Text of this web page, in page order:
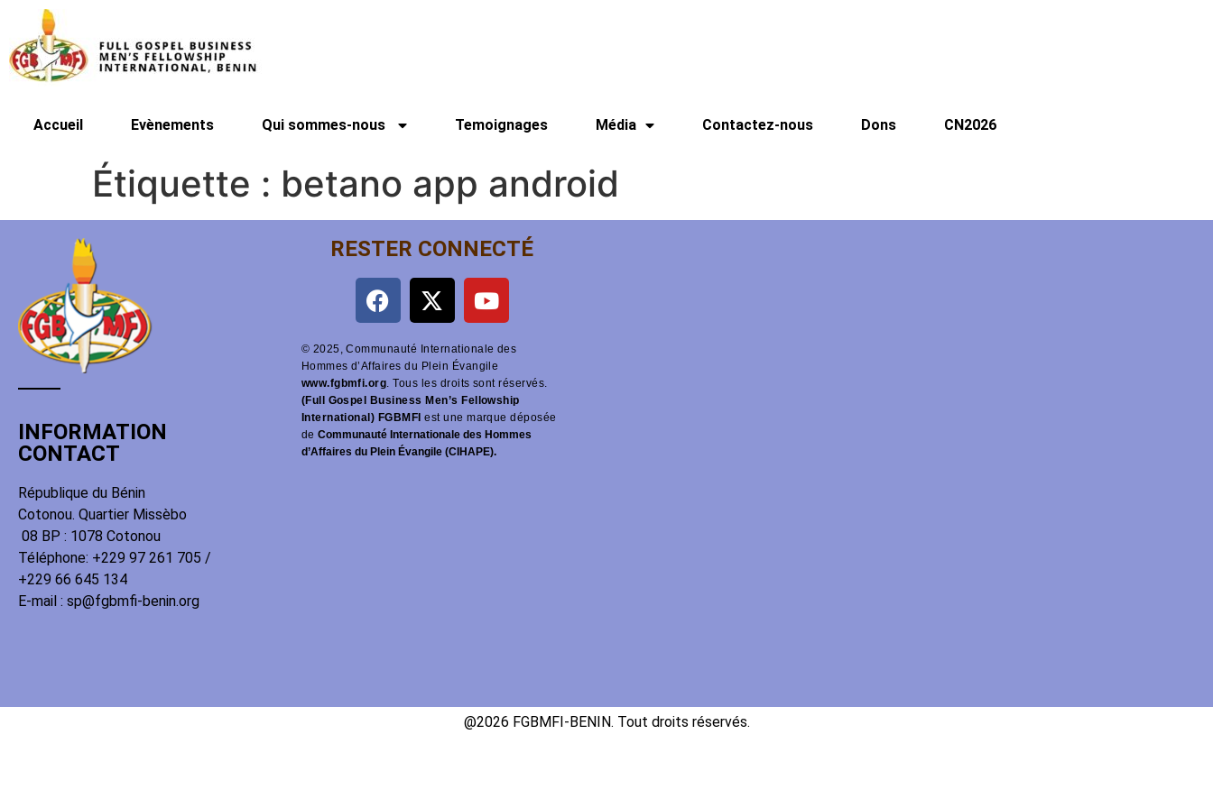
Accueil Evènements Qui sommes-nous Temoignages Média Contactez-nous Dons CN2026
Étiquette : betano app android
INFORMATION
CONTACT
République du Bénin
Cotonou. Quartier Missèbo
08 BP : 1078 Cotonou
Téléphone: +229 97 261 705 /
+229 66 645 134
E-mail : sp@fgbmfi-benin.org
RESTER CONNECTÉ
© 2025, Communauté Internationale des
Hommes d’Affaires du Plein Évangile
www.fgbmfi.org. Tous les droits sont réservés.
(Full Gospel Business Men’s Fellowship
International) FGBMFI est une marque déposée
deCommunauté Internationale des Hommes
d’Affaires du Plein Évangile (CIHAPE).
@2026 FGBMFI-BENIN. Tout droits réservés.